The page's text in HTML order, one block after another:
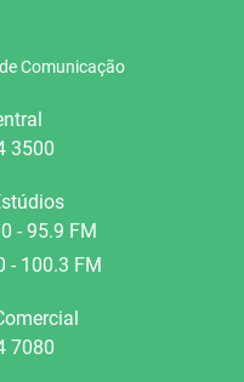
Comunicação
3500
- 95.9 FM
- 100.3 FM
7080